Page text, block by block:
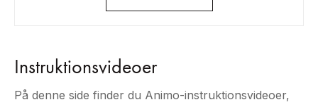
Instruktionsvideoer
På denne side finder du Animo-instruktionsvideoer,